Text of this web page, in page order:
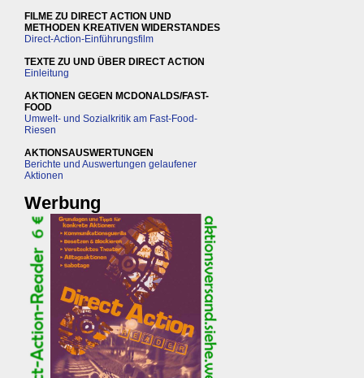
FILME ZU DIRECT ACTION UND
METHODEN KREATIVEN WIDERSTANDES
Direct-Action-Einführungsfilm
TEXTE ZU UND ÜBER DIRECT ACTION
Einleitung
AKTIONEN GEGEN MCDONALDS/FAST-
FOOD
Umwelt- und Sozialkritik am Fast-Food-
Riesen
AKTIONSAUSWERTUNGEN
Berichte und Auswertungen gelaufener
Aktionen
Werbung